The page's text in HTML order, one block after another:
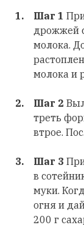
Шаг 1
дрожжей
молока.
молока и
Шаг 2
треть
втрое.
Шаг 3
в
муки.
огня и
200 г